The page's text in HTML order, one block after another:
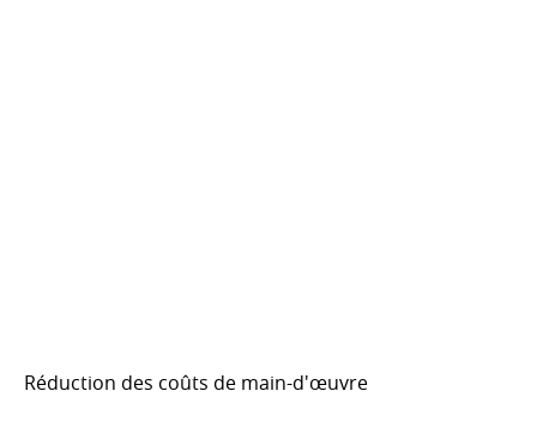
Réduction des coûts de main-d'œuvre